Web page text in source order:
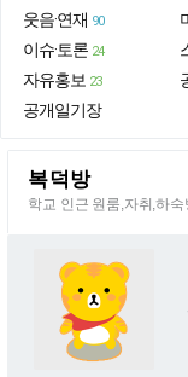
웃음·연재 90
이슈·토론 24
자유홍보 23
공개일기장
복덕방
학교 인근 원룸,자취,하